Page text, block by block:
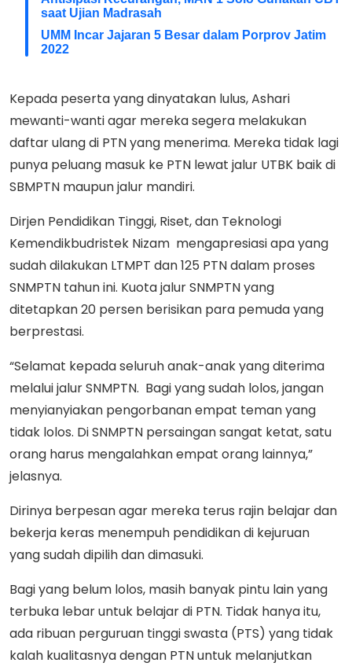
saat Ujian Madrasah
UMM Incar Jajaran 5 Besar dalam Porprov Jatim
2022
Kepada peserta yang dinyatakan lulus, Ashari
mewanti-wanti agar mereka segera melakukan
daftar ulang di PTN yang menerima. Mereka tidak lagi
punya peluang masuk ke PTN lewat jalur UTBK baik di
SBMPTN maupun jalur mandiri.
Dirjen Pendidikan Tinggi, Riset, dan Teknologi
Kemendikbudristek Nizam mengapresiasi apa yang
sudah dilakukan LTMPT dan 125 PTN dalam proses
SNMPTN tahun ini. Kuota jalur SNMPTN yang
ditetapkan 20 persen berisikan para pemuda yang
berprestasi.
“Selamat kepada seluruh anak-anak yang diterima
melalui jalur SNMPTN. Bagi yang sudah lolos, jangan
menyianyiakan pengorbanan empat teman yang
tidak lolos. Di SNMPTN persaingan sangat ketat, satu
orang harus mengalahkan empat orang lainnya,”
jelasnya.
Dirinya berpesan agar mereka terus rajin belajar dan
bekerja keras menempuh pendidikan di kejuruan
yang sudah dipilih dan dimasuki.
Bagi yang belum lolos, masih banyak pintu lain yang
terbuka lebar untuk belajar di PTN. Tidak hanya itu,
ada ribuan perguruan tinggi swasta (PTS) yang tidak
kalah kualitasnya dengan PTN untuk melanjutkan